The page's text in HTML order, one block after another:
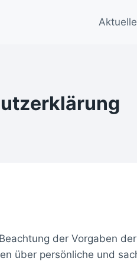
der Vorgaben
über persönliche und